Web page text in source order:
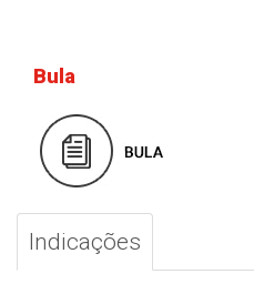
Bula
Indicações